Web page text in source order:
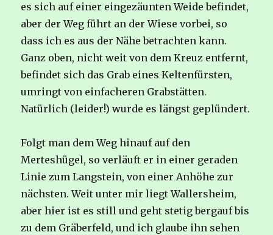
es sich auf einer eingezäunten Weide befindet,
aber der Weg führt an der Wiese vorbei, so
dass ich es aus der Nähe betrachten kann.
Ganz oben, nicht weit von dem Kreuz entfernt,
befindet sich das Grab eines Keltenfürsten,
umringt von einfacheren Grabstätten.
Natürlich (leider!) wurde es längst geplündert.
Folgt man dem Weg hinauf auf den
Merteshügel, so verläuft er in einer geraden
Linie zum Langstein, von einer Anhöhe zur
nächsten. Weit unter mir liegt Wallersheim,
aber hier ist es still und geht stetig bergauf bis
zu dem Gräberfeld, und ich glaube ihn sehen